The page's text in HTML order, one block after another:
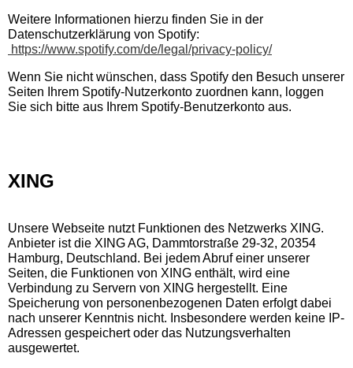
Weitere Informationen hierzu finden Sie in der
Datenschutzerklärung von Spotify:
https://www.spotify.com/de/legal/privacy-policy/
Wenn Sie nicht wünschen, dass Spotify den Besuch unserer
Seiten Ihrem Spotify-Nutzerkonto zuordnen kann, loggen
Sie sich bitte aus Ihrem Spotify-Benutzerkonto aus.
XING
Unsere Webseite nutzt Funktionen des Netzwerks XING.
Anbieter ist die XING AG, Dammtorstraße 29-32, 20354
Hamburg, Deutschland. Bei jedem Abruf einer unserer
Seiten, die Funktionen von XING enthält, wird eine
Verbindung zu Servern von XING hergestellt. Eine
Speicherung von personenbezogenen Daten erfolgt dabei
nach unserer Kenntnis nicht. Insbesondere werden keine IP-
Adressen gespeichert oder das Nutzungsverhalten
ausgewertet.